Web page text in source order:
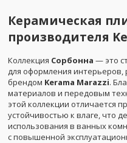
Керамическая
производителя
Коллекция Сорбонна — это
для оформления интерьеров,
брендом Kerama Marazzi.
материалов и передовым
этой коллекции отличается
устойчивостью к влаге, что
использования в ванных
с повышенной